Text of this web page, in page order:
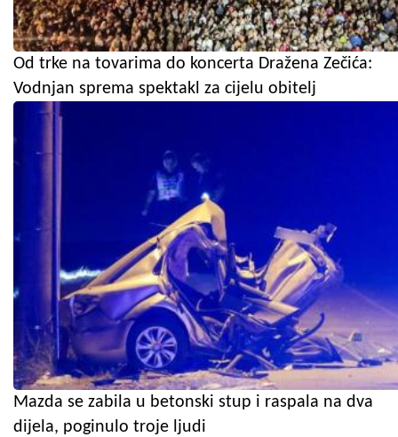
Od trke na tovarima do koncerta Dražena Zečića:
Vodnjan sprema spektakl za cijelu obitelj
Mazda se zabila u betonski stup i raspala na dva
dijela, poginulo troje ljudi